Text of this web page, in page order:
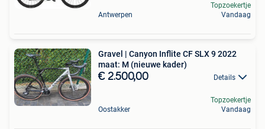
Antwerpen
Topzoekertje
Vandaag
Gravel | Canyon Inflite CF SLX 9 2022
maat: M (nieuwe kader)
€ 2.500,00 Details
Oostakker
Topzoekertje
Vandaag